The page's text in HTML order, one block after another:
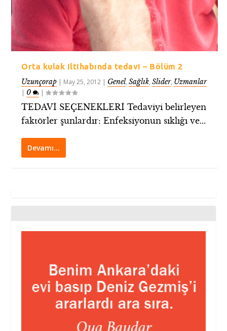
Orta kulak iltihabında tedavi – Bölüm 2
Uzunçorap | May 25, 2012 | Genel,Sağlık,Slider, Uzmanlar
| 0 |
TEDAVİ SEÇENEKLERİ Tedaviyi belirleyen
faktörler şunlardır: Enfeksiyonun sıklığı ve...
Devamı…